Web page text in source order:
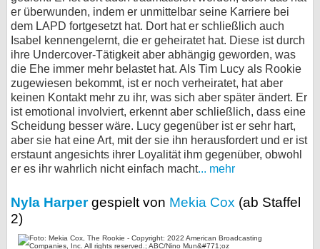
er überwunden, indem er unmittelbar seine Karriere bei
dem LAPD fortgesetzt hat. Dort hat er schließlich auch
Isabel kennengelernt, die er geheiratet hat. Diese ist durch
ihre Undercover-Tätigkeit aber abhängig geworden, was
die Ehe immer mehr belastet hat. Als Tim Lucy als Rookie
zugewiesen bekommt, ist er noch verheiratet, hat aber
keinen Kontakt mehr zu ihr, was sich aber später ändert. Er
ist emotional involviert, erkennt aber schließlich, dass eine
Scheidung besser wäre. Lucy gegenüber ist er sehr hart,
aber sie hat eine Art, mit der sie ihn herausfordert und er ist
erstaunt angesichts ihrer Loyalität ihm gegenüber, obwohl
er es ihr wahrlich nicht einfach macht... mehr
Nyla Harpergespielt von Mekia Cox (ab Staffel
2)